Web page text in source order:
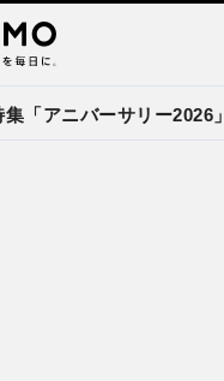
集「アニバーサリー2026」